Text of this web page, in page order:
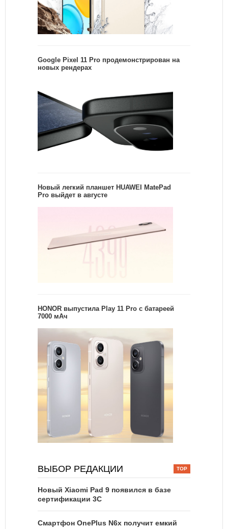
Google Pixel 11 Pro продемонстрирован на
новых рендерах
Новый легкий планшет HUAWEI MatePad
Pro выйдет в августе
HONOR выпустила Play 11 Pro с батареей
7000 мАч
ВЫБОР РЕДАКЦИИ
Новый Xiaomi Pad 9 появился в базе
сертификации 3C
Смартфон OnePlus N6x получит емкий